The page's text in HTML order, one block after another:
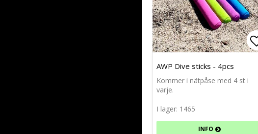
AWP Dive sticks - 4pcs
Kommer i nätpåse med 4 st i
varje.
I lager: 1465
INFO